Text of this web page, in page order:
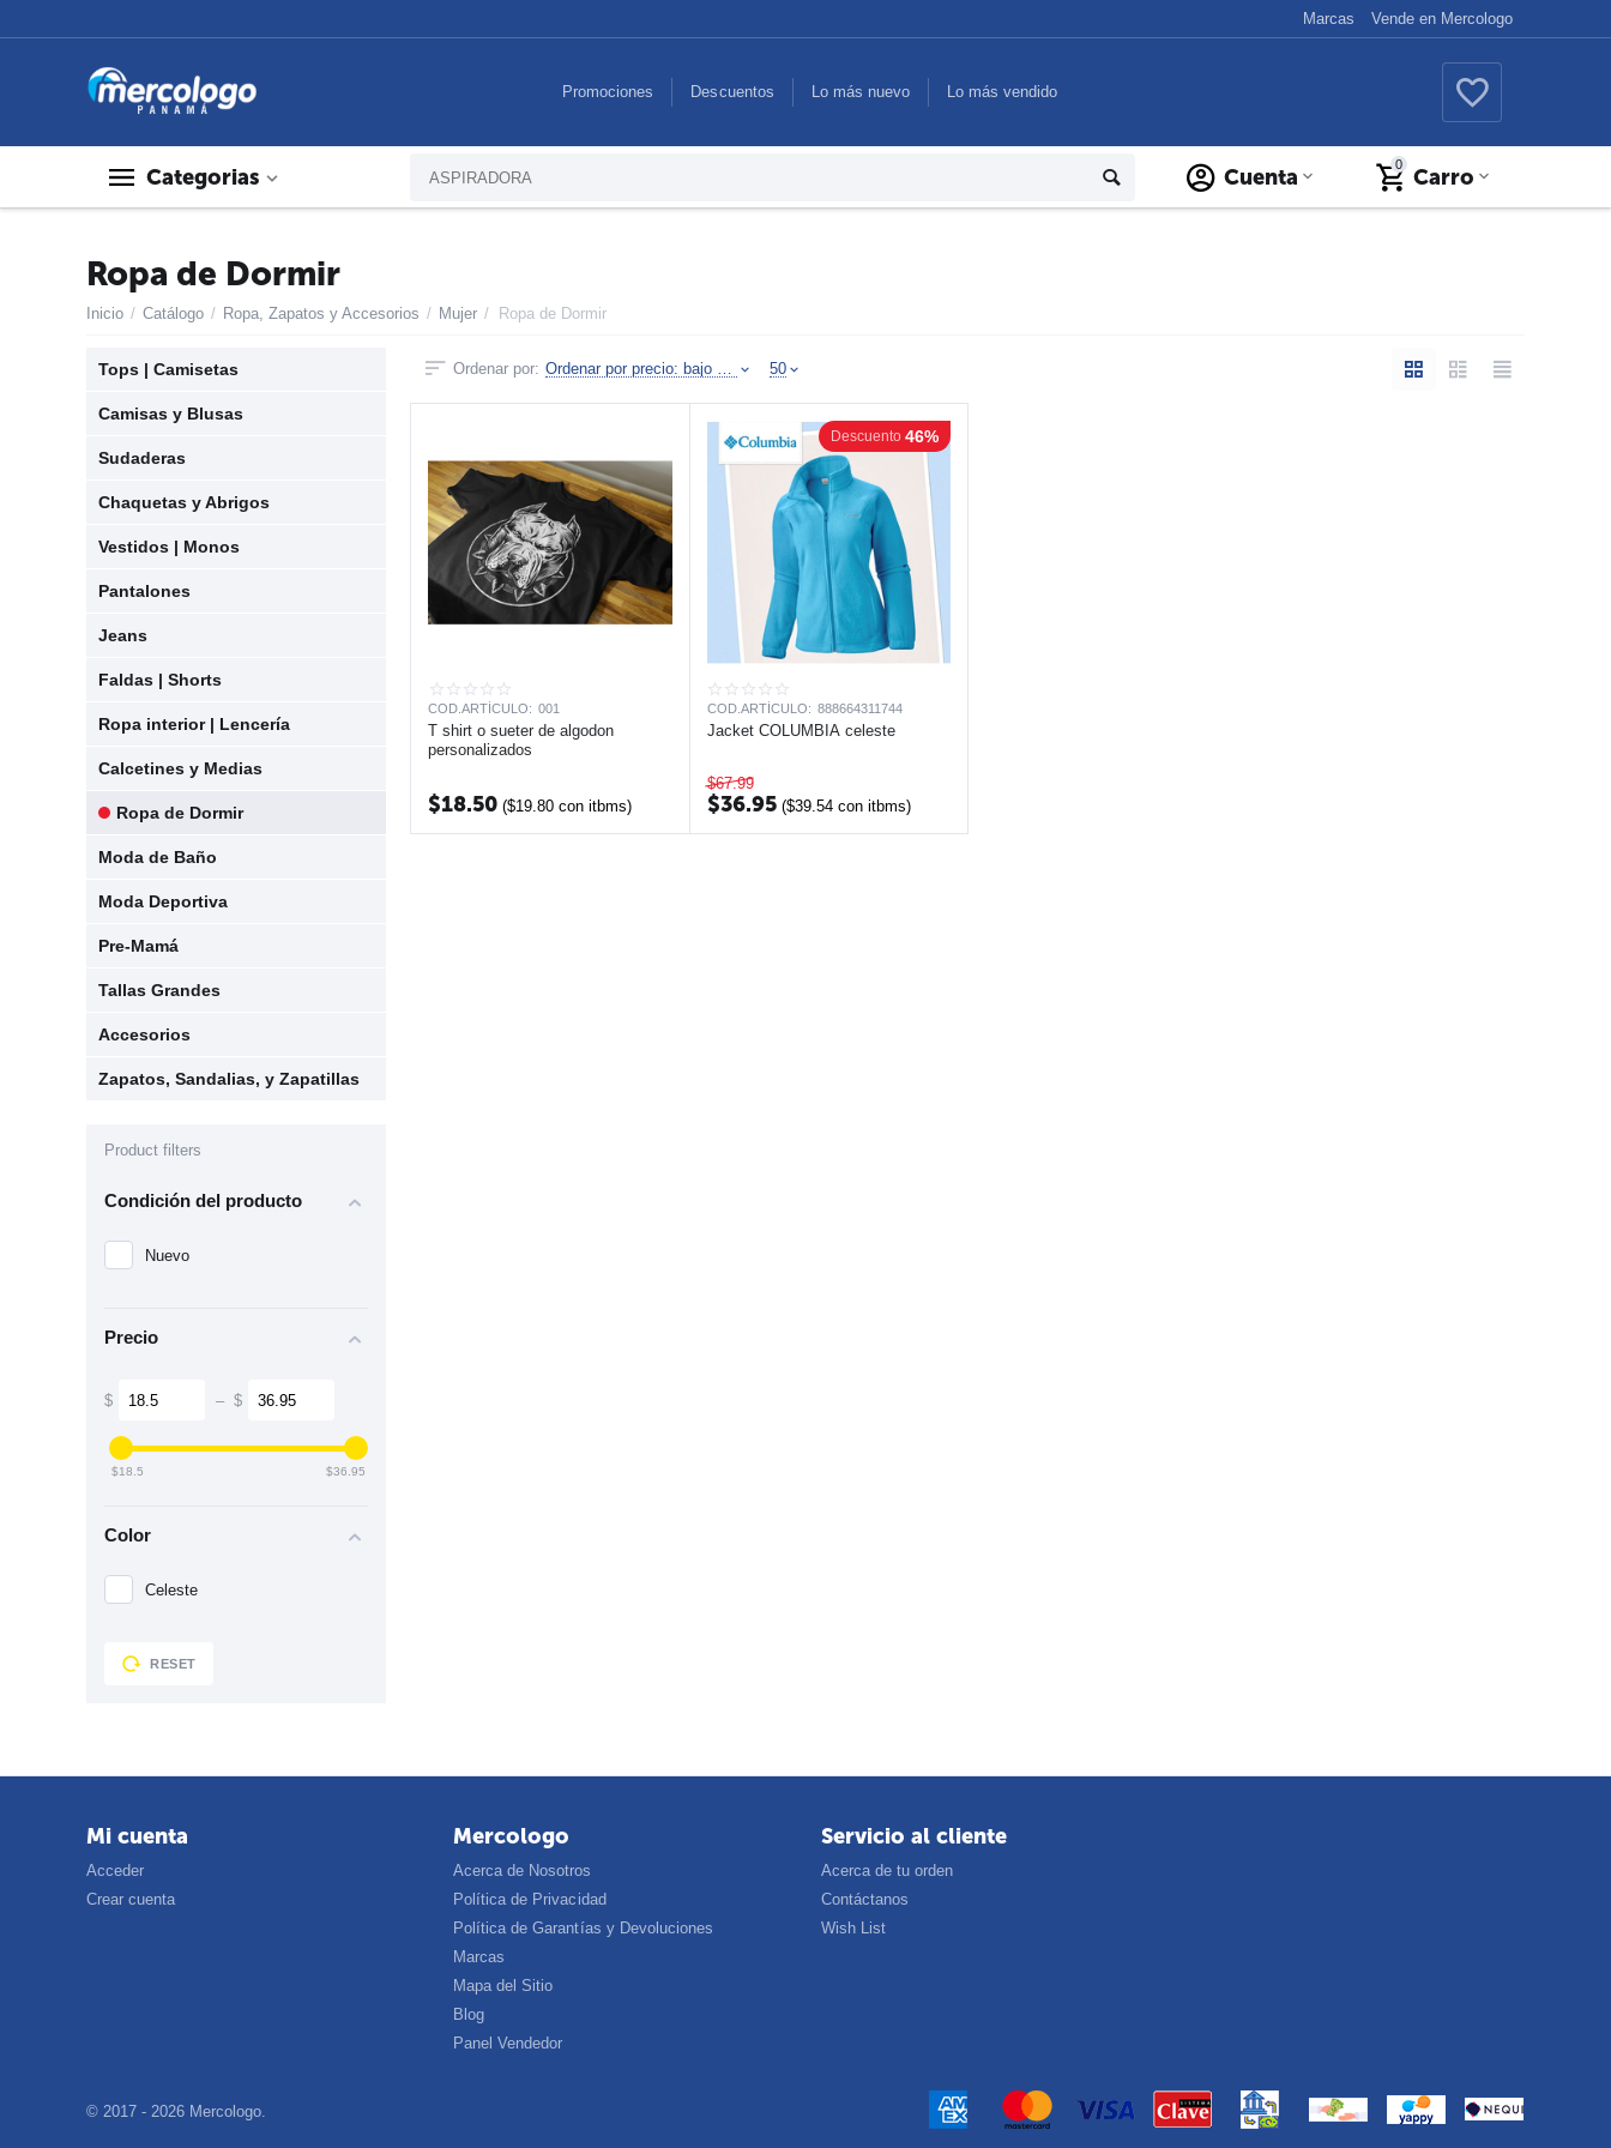
Marcas Vende en Mercologo
Promociones Descuentos Lo más nuevo Lo más vendido
Categorias 0 Carro
Cuenta
Ropa de Dormir
Inicio / Catálogo / Ropa, Zapatos y Accesorios / Mujer / Ropa de Dormir
Ordenar por: Ordenar por precio: bajo a alto 50
COD.ARTÍCULO: 001
T shirt o sueter de algodon
personalizados
$18.50 ($19.80 con itbms)
Descuento 46%
COD.ARTÍCULO: 888664311744
Jacket COLUMBIA celeste
$67.99
$36.95 ($39.54con itbms)
Tops | Camisetas
Camisas y Blusas
Sudaderas
Chaquetas y Abrigos
Vestidos | Monos
Pantalones
Jeans
Faldas | Shorts
Ropa interior | Lencería
Calcetines y Medias
Ropa de Dormir
Moda de Baño
Moda Deportiva
Pre-Mamá
Tallas Grandes
Accesorios
Zapatos, Sandalias, y Zapatillas
Product filters
Condición del producto
Nuevo
Precio
$ –$
‎$18.5 ‎$36.95
Color
Celeste
RESET
Mi cuenta
Acceder
Crear cuenta
Mercologo
Acerca de Nosotros
Política de Privacidad
Política de Garantías y Devoluciones
Marcas
Mapa del Sitio
Blog
Panel Vendedor
Servicio al cliente
Acerca de tu orden
Contáctanos
Wish List
© 2017 - 2026 Mercologo.